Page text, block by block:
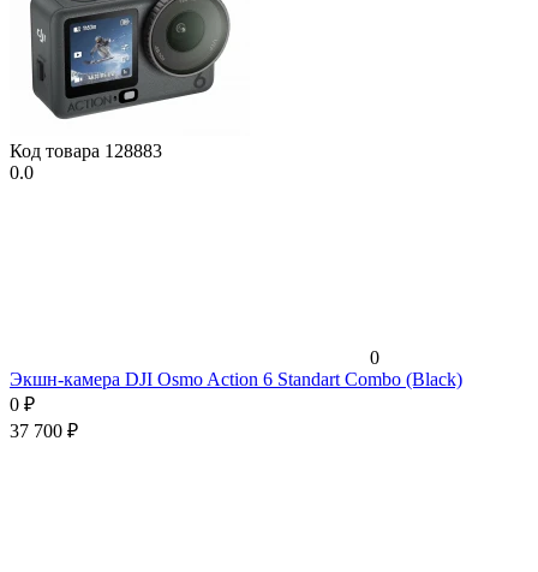
Код товара 128883
0.0
0
Экшн-камера DJI Osmo Action 6 Standart Combo (Black)
0 ₽
37 700 ₽